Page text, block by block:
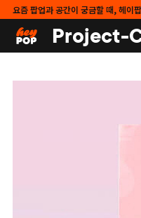
요즘 팝업과 공간이 궁금할 때, 헤이
Project-